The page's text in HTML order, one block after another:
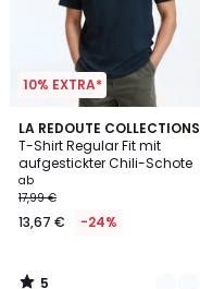
10% EXTRA*
LA REDOUTE COLLECTIONS
T-Shirt Regular Fit mit
aufgestickter Chili-Schote
ab
17,99 €
13,67 € -24%
5
/
5
2
Farben
5